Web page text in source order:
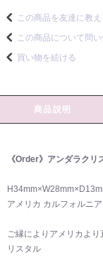
この商品を友達に教え
この商品について問い
買い物を続ける
商品説明
《Order》アンダラク
アメリカ カルフォルニ
ご縁によりアメリカよ
リスタル